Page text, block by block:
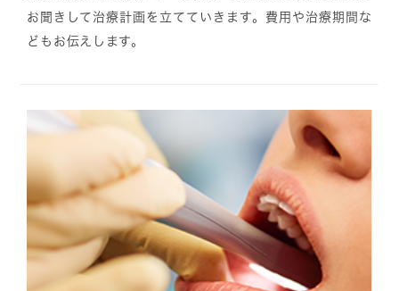
お聞きして治療計画を立てていきます。費用や治療期間な
どもお伝えします。